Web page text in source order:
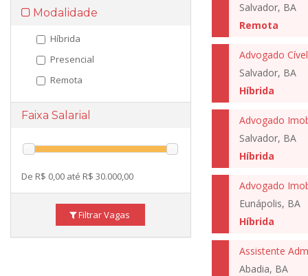
Modalidade
Híbrida
Presencial
Remota
Faixa Salarial
De R$ 0,00 até R$ 30.000,00
Filtrar Vagas
Salvador, BA
Remota
Advogado Cível
Salvador, BA
Híbrida
Advogado
Salvador, BA
Híbrida
Advogado
Eunápolis, BA
Híbrida
Assistente
Abadia, BA